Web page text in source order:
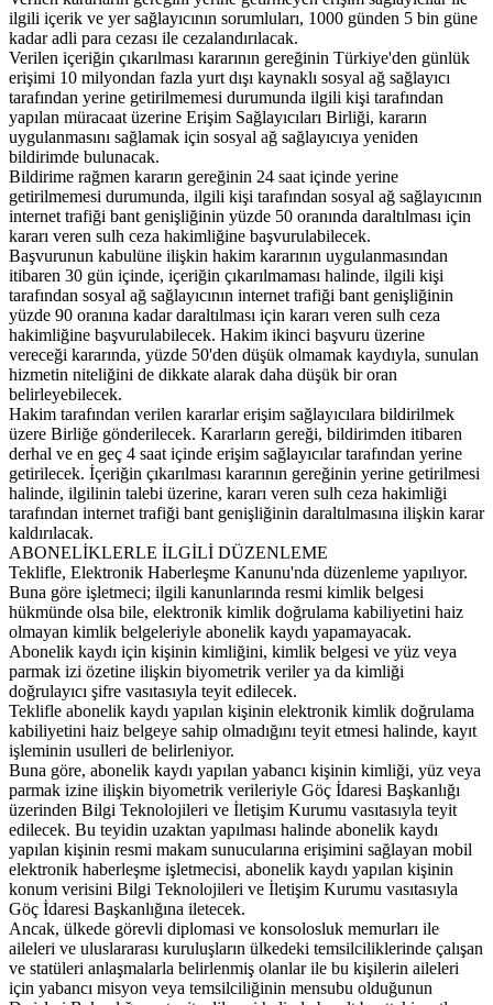
ilgili içerik ve yer sağlayıcının sorumluları, 1000 günden 5 bin güne
kadar adli para cezası ile cezalandırılacak.
Verilen içeriğin çıkarılması kararının gereğinin Türkiye'den günlük
erişimi 10 milyondan fazla yurt dışı kaynaklı sosyal ağ sağlayıcı
tarafından yerine getirilmemesi durumunda ilgili kişi tarafından
yapılan müracaat üzerine Erişim Sağlayıcıları Birliği, kararın
uygulanmasını sağlamak için sosyal ağ sağlayıcıya yeniden
bildirimde bulunacak.
Bildirime rağmen kararın gereğinin 24 saat içinde yerine
getirilmemesi durumunda, ilgili kişi tarafından sosyal ağ sağlayıcının
internet trafiği bant genişliğinin yüzde 50 oranında daraltılması için
kararı veren sulh ceza hakimliğine başvurulabilecek.
Başvurunun kabulüne ilişkin hakim kararının uygulanmasından
itibaren 30 gün içinde, içeriğin çıkarılmaması halinde, ilgili kişi
tarafından sosyal ağ sağlayıcının internet trafiği bant genişliğinin
yüzde 90 oranına kadar daraltılması için kararı veren sulh ceza
hakimliğine başvurulabilecek. Hakim ikinci başvuru üzerine
vereceği kararında, yüzde 50'den düşük olmamak kaydıyla, sunulan
hizmetin niteliğini de dikkate alarak daha düşük bir oran
belirleyebilecek.
Hakim tarafından verilen kararlar erişim sağlayıcılara bildirilmek
üzere Birliğe gönderilecek. Kararların gereği, bildirimden itibaren
derhal ve en geç 4 saat içinde erişim sağlayıcılar tarafından yerine
getirilecek. İçeriğin çıkarılması kararının gereğinin yerine getirilmesi
halinde, ilgilinin talebi üzerine, kararı veren sulh ceza hakimliği
tarafından internet trafiği bant genişliğinin daraltılmasına ilişkin karar
kaldırılacak.
ABONELİKLERLE İLGİLİ DÜZENLEME
Teklifle, Elektronik Haberleşme Kanunu'nda düzenleme yapılıyor.
Buna göre işletmeci; ilgili kanunlarında resmi kimlik belgesi
hükmünde olsa bile, elektronik kimlik doğrulama kabiliyetini haiz
olmayan kimlik belgeleriyle abonelik kaydı yapamayacak.
Abonelik kaydı için kişinin kimliğini, kimlik belgesi ve yüz veya
parmak izi özetine ilişkin biyometrik veriler ya da kimliği
doğrulayıcı şifre vasıtasıyla teyit edilecek.
Teklifle abonelik kaydı yapılan kişinin elektronik kimlik doğrulama
kabiliyetini haiz belgeye sahip olmadığını teyit etmesi halinde, kayıt
işleminin usulleri de belirleniyor.
Buna göre, abonelik kaydı yapılan yabancı kişinin kimliği, yüz veya
parmak izine ilişkin biyometrik verileriyle Göç İdaresi Başkanlığı
üzerinden Bilgi Teknolojileri ve İletişim Kurumu vasıtasıyla teyit
edilecek. Bu teyidin uzaktan yapılması halinde abonelik kaydı
yapılan kişinin resmi makam sunucularına erişimini sağlayan mobil
elektronik haberleşme işletmecisi, abonelik kaydı yapılan kişinin
konum verisini Bilgi Teknolojileri ve İletişim Kurumu vasıtasıyla
Göç İdaresi Başkanlığına iletecek.
Ancak, ülkede görevli diplomasi ve konsolosluk memurları ile
aileleri ve uluslararası kuruluşların ülkedeki temsilciliklerinde çalışan
ve statüleri anlaşmalarla belirlenmiş olanlar ile bu kişilerin aileleri
için yabancı misyon veya temsilciliğinin mensubu olduğunun